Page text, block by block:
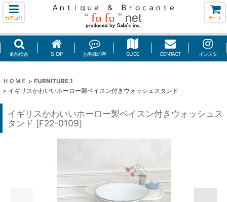
カテゴリ カート
商品検索 SHOP お客様の声 GUIDE CONTACT インスタ
ＨＯＭＥ > FURNITURE.1
> イギリスかわいいホーロー製ベイスン付きウォッシュスタンド
イギリスかわいいホーロー製ベイスン付きウォッシュス
タンド [F22-0109]